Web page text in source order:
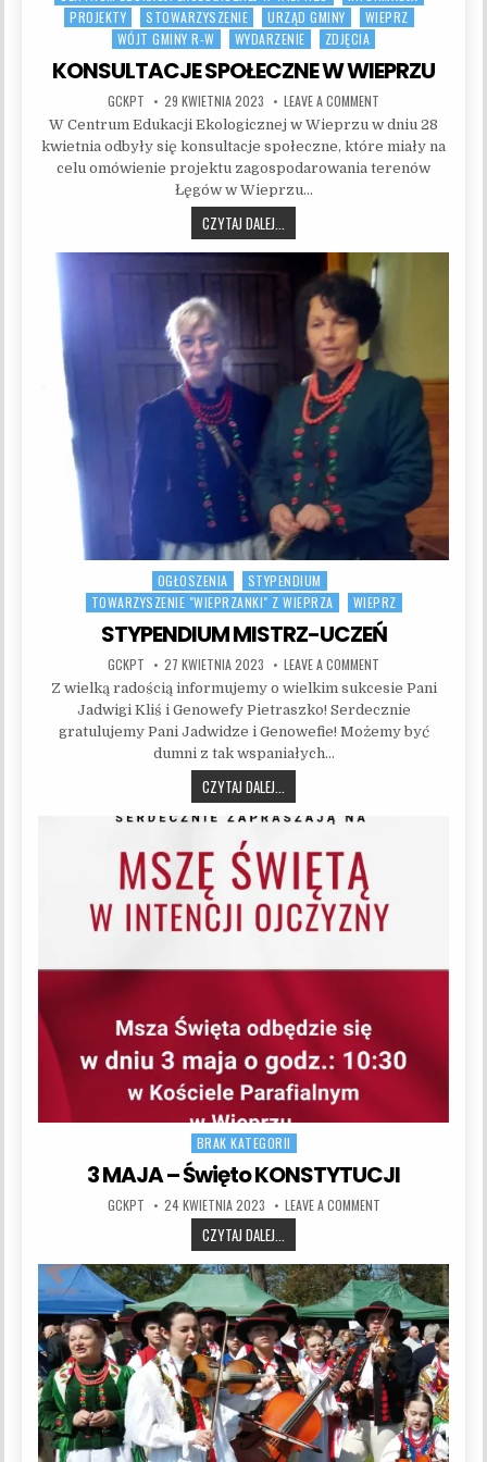
PROJEKTY
STOWARZYSZENIE URZĄD GMINY
WIEPRZ
WÓJT GMINY R-W
WYDARZENIE ZDJĘCIA
KONSULTACJE SPOŁECZNE W WIEPRZU
AUTHOR:
GCKPT PUBLISHED DATE:
29 KWIETNIA 2023 LEAVE A COMMENT
W Centrum Edukacji Ekologicznej w Wieprzu w dniu 28
kwietnia odbyły się konsultacje społeczne, które miały na
celu omówienie projektu zagospodarowania terenów
Łęgów w Wieprzu…
CZYTAJ DALEJ...
Posted in
OGŁOSZENIA
STYPENDIUM
TOWARZYSZENIE "WIEPRZANKI" Z WIEPRZA
WIEPRZ
STYPENDIUM MISTRZ-UCZEŃ
AUTHOR:
GCKPT PUBLISHED DATE:
27 KWIETNIA 2023 LEAVE A COMMENT
Z wielką radością informujemy o wielkim sukcesie Pani
Jadwigi Kliś i Genowefy Pietraszko! Serdecznie
gratulujemy Pani Jadwidze i Genowefie! Możemy być
dumni z tak wspaniałych…
CZYTAJ DALEJ...
Posted in
BRAK KATEGORII
3 MAJA – Święto KONSTYTUCJI
AUTHOR:
GCKPT PUBLISHED DATE:
24 KWIETNIA 2023 LEAVE A COMMENTON 3 MAJA –
CZYTAJ DALEJ...